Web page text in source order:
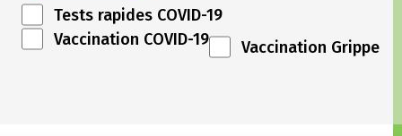
Tests rapides COVID-19
Vaccination COVID-19
Vaccination Grippe